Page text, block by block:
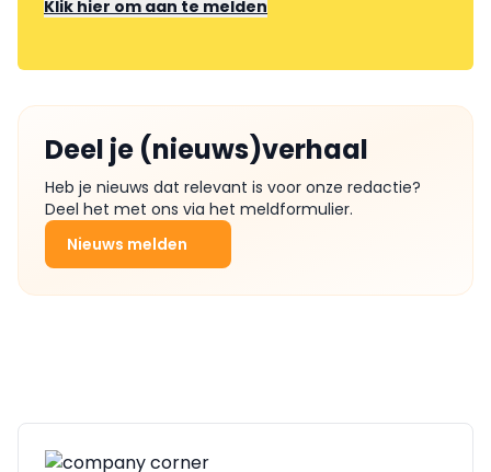
Klik hier om aan te melden
Deel je (nieuws)verhaal
Heb je nieuws dat relevant is voor onze redactie?
Deel het met ons via het meldformulier.
Nieuws melden